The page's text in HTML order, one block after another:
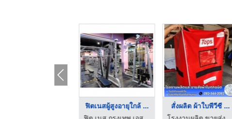
ฟิตเนสผู้สูงอายุใกล้ ...
สั่งผลิต ผ้าใบพีวีซี ...